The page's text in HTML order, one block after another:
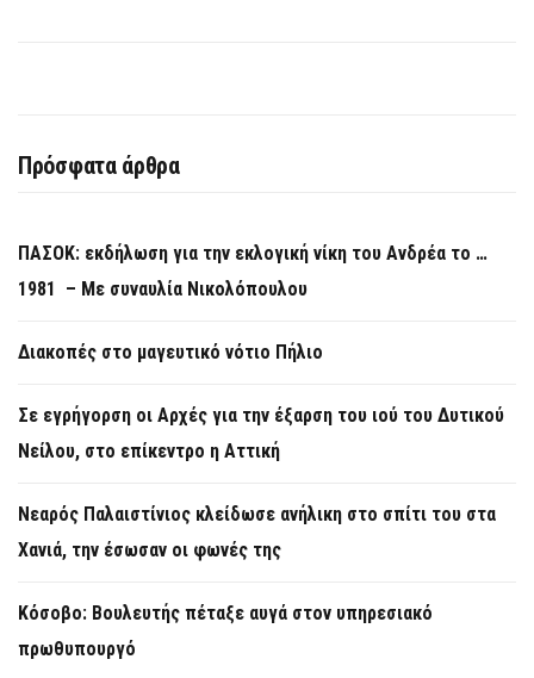
Πρόσφατα άρθρα
ΠΑΣΟΚ: εκδήλωση για την εκλογική νίκη του Ανδρέα το …
1981 – Με συναυλία Νικολόπουλου
Διακοπές στο μαγευτικό νότιο Πήλιο
Σε εγρήγορση οι Αρχές για την έξαρση του ιού του Δυτικού
Νείλου, στο επίκεντρο η Αττική
Νεαρός Παλαιστίνιος κλείδωσε ανήλικη στο σπίτι του στα
Χανιά, την έσωσαν οι φωνές της
Κόσοβο: Βουλευτής πέταξε αυγά στον υπηρεσιακό
πρωθυπουργό